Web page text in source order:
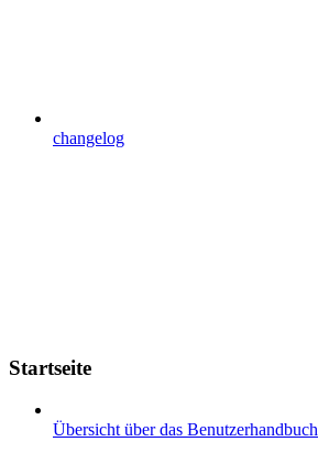
changelog
Startseite
Übersicht über das Benutzerhandbuch